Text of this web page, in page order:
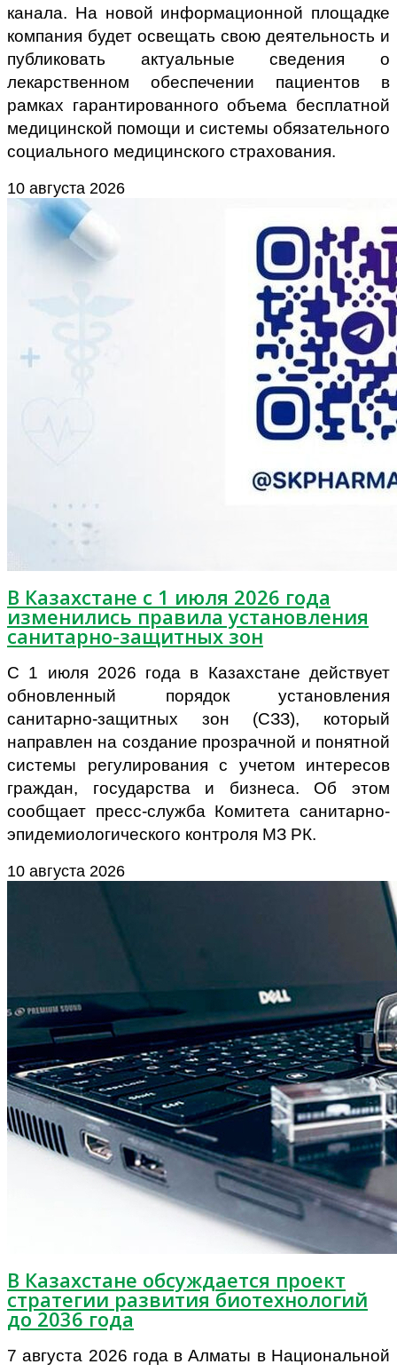
канала. На новой информационной площадке
компания будет освещать свою деятельность и
публиковать актуальные сведения о
лекарственном обеспечении пациентов в
рамках гарантированного объема бесплатной
медицинской помощи и системы обязательного
социального медицинского страхования.
10 августа 2026
В Казахстане с 1 июля 2026 года
изменились правила установления
санитарно-защитных зон
С 1 июля 2026 года в Казахстане действует
обновленный порядок установления
санитарно-защитных зон (СЗЗ), который
направлен на создание прозрачной и понятной
системы регулирования с учетом интересов
граждан, государства и бизнеса. Об этом
сообщает пресс-служба Комитета санитарно-
эпидемиологического контроля МЗ РК.
10 августа 2026
В Казахстане обсуждается проект
стратегии развития биотехнологий
до 2036 года
7 августа 2026 года в Алматы в Национальной